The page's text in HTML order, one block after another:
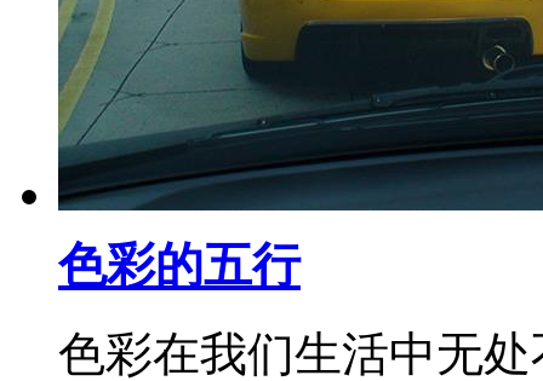
色彩的五行
色彩在我们生活中无